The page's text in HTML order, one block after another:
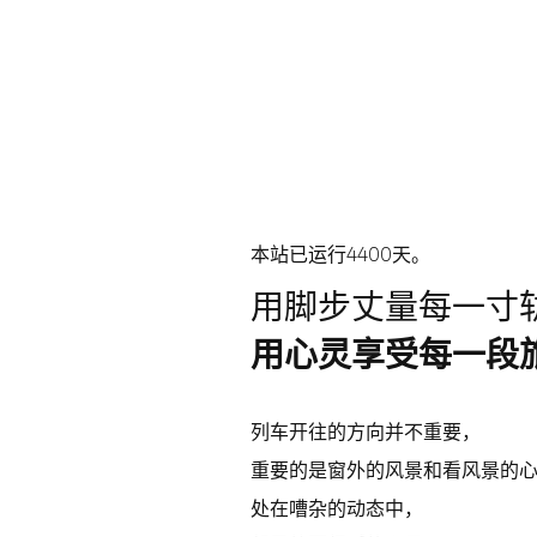
本站已运行4400天。
用脚步丈量每一寸
用心灵享受每一段
列车开往的方向并不重要，
重要的是窗外的风景和看风景的心
处在嘈杂的动态中，